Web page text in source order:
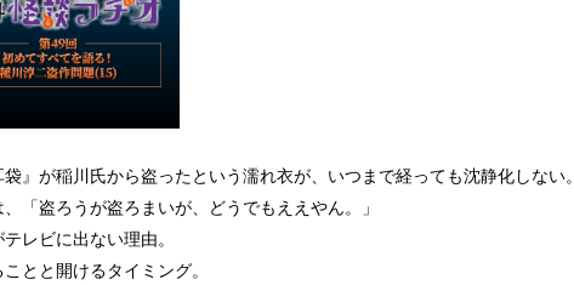
袋』が稲川氏から盗ったという濡れ衣が、いつまで経っても沈静化しない。
「盗ろうが盗ろまいが、どうでもええやん。」
レビに出ない理由。
とと開けるタイミング。